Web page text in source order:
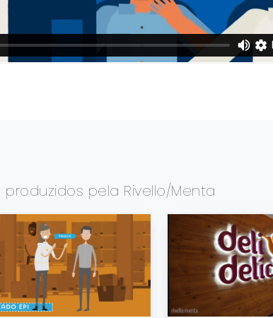
produzidos pela Rivello/Menta